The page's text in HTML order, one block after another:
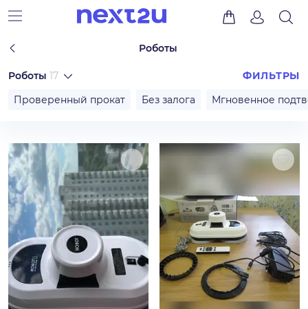
Роботы
Роботы 17
ФИЛЬТРЫ
Проверенный прокат
Без залога Мгновенное